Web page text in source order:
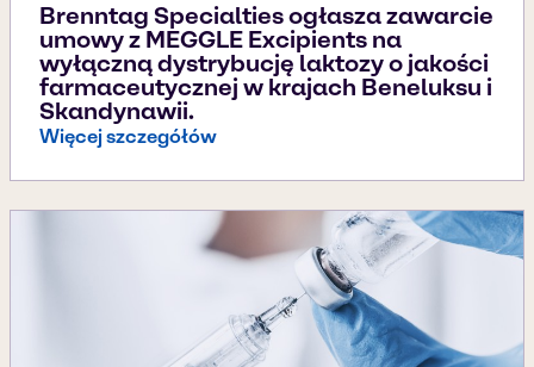
Brenntag Specialties ogłasza zawarcie
umowy z MEGGLE Excipients na
wyłączną dystrybucję laktozy o jakości
farmaceutycznej w krajach Beneluksu i
Skandynawii.
Więcej szczegółów